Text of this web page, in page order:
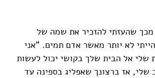
מכך שהעזתי להזכיר את שמה של
לא יותר מאשר אדם תמים. "אני
שלי אל הבית שלך בקושי יכול לעשות
אז ברצונך שאפליג בספינה עד